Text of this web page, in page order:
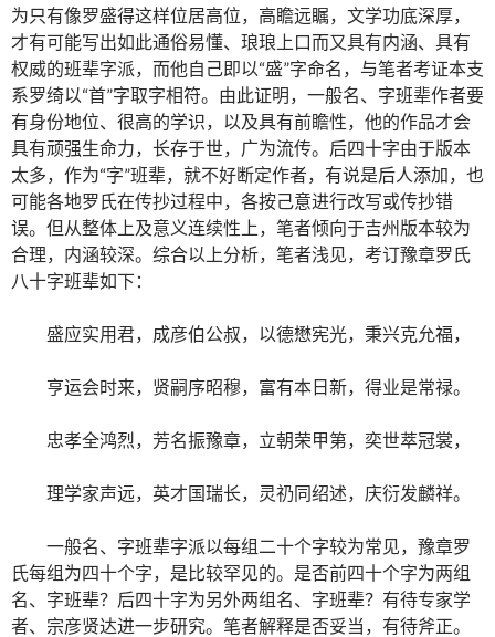
为只有像罗盛得这样位居高位，高瞻远瞩，文学功底深厚，
才有可能写出如此通俗易懂、琅琅上口而又具有内涵、具有
权威的班辈字派，而他自己即以“盛”字命名，与笔者考证本支
系罗绮以“首”字取字相符。由此证明，一般名、字班辈作者要
有身份地位、很高的学识，以及具有前瞻性，他的作品才会
具有顽强生命力，长存于世，广为流传。后四十字由于版本
太多，作为“字”班辈，就不好断定作者，有说是后人添加，也
可能各地罗氏在传抄过程中，各按己意进行改写或传抄错
误。但从整体上及意义连续性上，笔者倾向于吉州版本较为
合理，内涵较深。综合以上分析，笔者浅见，考订豫章罗氏
八十字班辈如下：
盛应实用君，成彦伯公叔，以德懋宪光，秉兴克允福，
亨运会时来，贤嗣序昭穆，富有本日新，得业是常禄。
忠孝全鸿烈，芳名振豫章，立朝荣甲第，奕世萃冠裳，
理学家声远，英才国瑞长，灵礽同绍述，庆衍发麟祥。
一般名、字班辈字派以每组二十个字较为常见，豫章罗
氏每组为四十个字，是比较罕见的。是否前四十个字为两组
名、字班辈？后四十字为另外两组名、字班辈？有待专家学
者、宗彦贤达进一步研究。笔者解释是否妥当，有待斧正。